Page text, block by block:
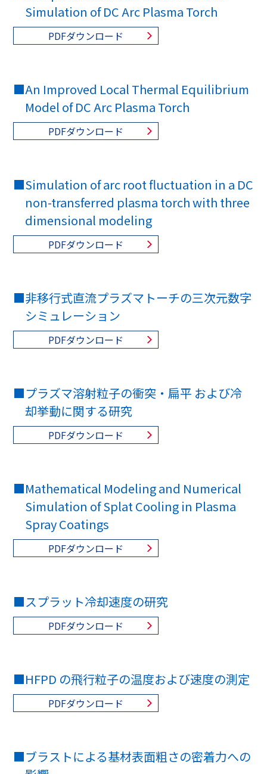
Simulation of DC Arc Plasma Torch
PDFダウンロード
■An Improved Local Thermal Equilibrium
Model of DC Arc Plasma Torch
PDFダウンロード
■Simulation of arc root fluctuation in a DC
non-transferred plasma torch with three
dimensional modeling
PDFダウンロード
■非移行式直流プラズマトーチの三次元数字
シミュレーション
PDFダウンロード
■プラズマ溶射粒子の衝突・扁平 および冷
却挙動に関する研究
PDFダウンロード
■Mathematical Modeling and Numerical
Simulation of Splat Cooling in Plasma
Spray Coatings
PDFダウンロード
■スプラット冷却速度の研究
PDFダウンロード
■HFPD の飛行粒子の温度および速度の測定
PDFダウンロード
■ブラストによる基材表面粗さの密着力への